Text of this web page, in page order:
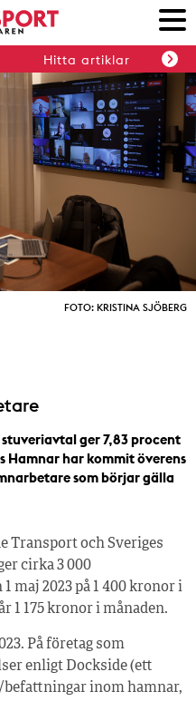
Hitta artiklar
FOTO: KRISTINA SJÖBERG
ger 7,83 procent
Hamnar har kommit överens
som börjar gälla
Transport och Sveriges
cirka 3 000
maj 2023 på 1 400 kronor i
1 175 kronor i månaden.
På företag som
enligt Dockside (ett
inom hamnar,